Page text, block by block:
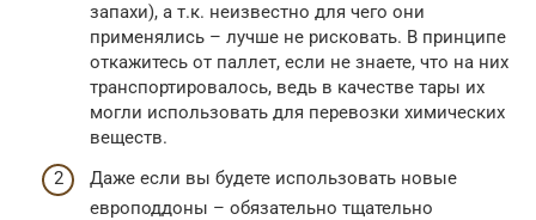
запахи), а т.к. неизвестно для чего они
применялись – лучше не рисковать. В принципе
откажитесь от паллет, если не знаете, что на них
транспортировалось, ведь в качестве тары их
могли использовать для перевозки химических
веществ.
Даже если вы будете использовать новые
европоддоны – обязательно тщательно